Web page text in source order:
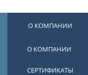
О КОМПАНИИ
О КОМПАНИИ
СЕРТИФИКАТЫ